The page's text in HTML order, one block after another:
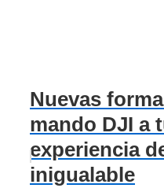
Nuevas
mando DJI a
experiencia
inigualable